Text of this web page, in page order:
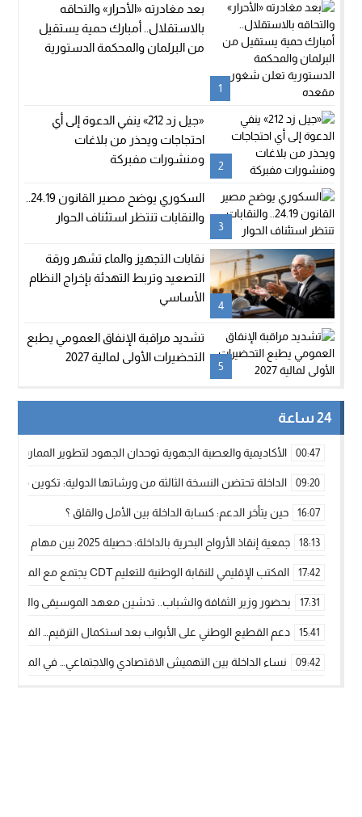
1
بعد مغادرته «الأحرار» والتحاقه
بالاستقلال.. أمبارك حمية يستقيل
من البرلمان والمحكمة الدستورية
2
«جيل زد 212» ينفي الدعوة إلى أي
احتجاجات ويحذر من بلاغات
ومنشورات مفبركة
3
والنقابات تنتظر استئناف الحوار
4
نقابات التجهيز والماء تشهر ورقة
التصعيد وتربط التهدئة بإخراج النظام
الأساسي
5
تشديد مراقبة الإنفاق العمومي يطبع
التحضيرات الأولى لمالية 2027
24 ساعة
00:47 الأكاديمية والعصبة الجهوية توحدان الجهود لتطوير الممارسة
09:20 الداخلة تحتضن النسخة الثالثة من ورشاتها الدولية: تكوين
16:07 حين يتأخر الدعم: كسابة الداخلة بين الأمل والقلق ؟
18:13 جمعية إنقاذ الأرواح البحرية بالداخلة: حصيلة 2025 بين مهام الإنقاذ ومشروع “دار البحار”
17:42 المكتب الإقليمي للنقابة الوطنية للتعليم CDT يجتمع مع المدير الإقليمي لمناقشة ملفات جوهرية لنساء ورجال التعليم
17:31 بحضور وزير الثقافة والشباب.. تدشين معهد الموسيقى والفنون
15:41 دعم القطيع الوطني على الأبواب بعد استكمال الترقيم…
09:42 نساء الداخلة بين التهميش الاقتصادي والاجتماعي… في المؤسسات